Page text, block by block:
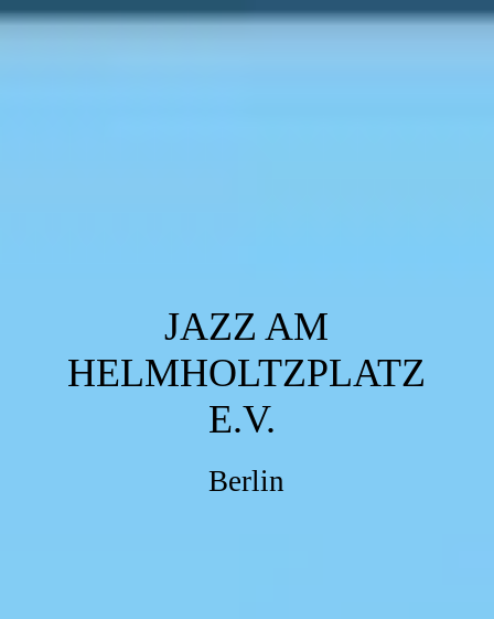
JAZZ AM
HELMHOLTZPLATZ
E.V.
Berlin